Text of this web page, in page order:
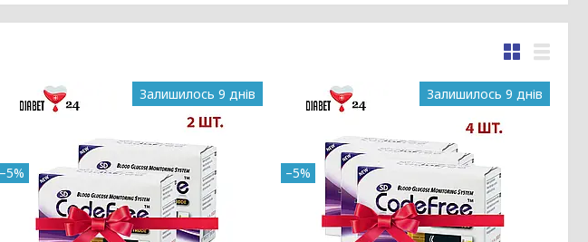
–5%
Залишилось 9 днів
–5%
Залишилось 9 днів